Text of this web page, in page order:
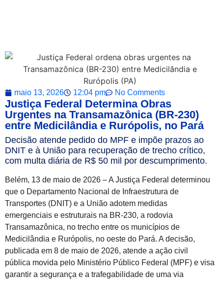
maio 13, 2026 12:04 pm No Comments
Justiça Federal Determina Obras
Urgentes na Transamazônica (BR-230)
entre Medicilândia e Rurópolis, no Pará
Decisão atende pedido do MPF e impõe prazos ao
DNIT e à União para recuperação de trecho crítico,
com multa diária de R$ 50 mil por descumprimento.
Belém, 13 de maio de 2026 – A Justiça Federal determinou
que o Departamento Nacional de Infraestrutura de
Transportes (DNIT) e a União adotem medidas
emergenciais e estruturais na BR-230, a rodovia
Transamazônica, no trecho entre os municípios de
Medicilândia e Rurópolis, no oeste do Pará. A decisão,
publicada em 8 de maio de 2026, atende a ação civil
pública movida pelo Ministério Público Federal (MPF) e visa
garantir a segurança e a trafegabilidade de uma via